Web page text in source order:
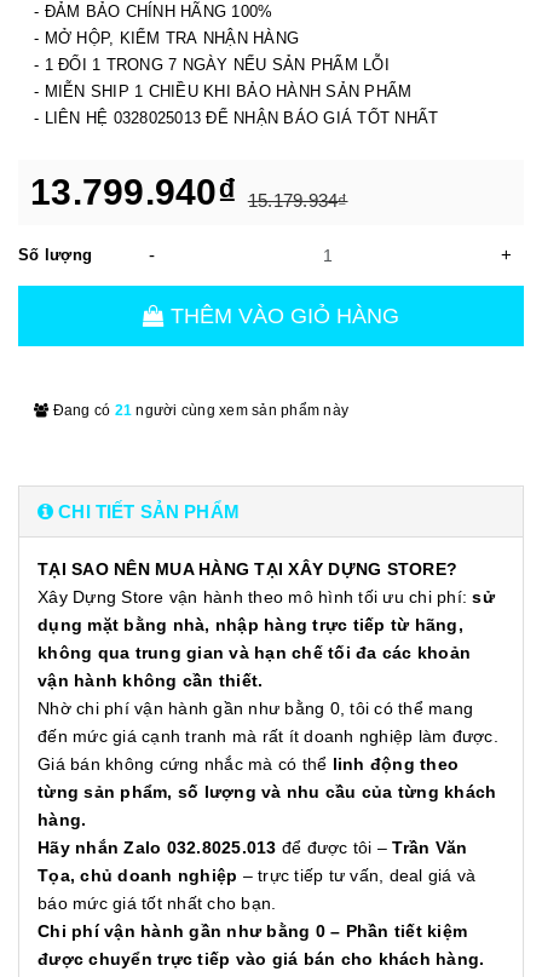
- ĐẢM BẢO CHÍNH HÃNG 100%
- MỞ HỘP, KIỂM TRA NHẬN HÀNG
- 1 ĐỔI 1 TRONG 7 NGÀY NẾU SẢN PHẨM LỖI
- MIỄN SHIP 1 CHIỀU KHI BẢO HÀNH SẢN PHẨM
- LIÊN HỆ 0328025013 ĐỂ NHẬN BÁO GIÁ TỐT NHẤT
13.799.940₫ 15.179.934₫
Số lượng - +
THÊM VÀO GIỎ HÀNG
Đang có 21 người cùng xem sản phẩm này
CHI TIẾT SẢN PHẨM
TẠI SAO NÊN MUA HÀNG TẠI XÂY DỰNG STORE?
Xây Dựng Store vận hành theo mô hình tối ưu chi phí:sử
dụng mặt bằng nhà, nhập hàng trực tiếp từ hãng,
không qua trung gian và hạn chế tối đa các khoản
vận hành không cần thiết.
Nhờ chi phí vận hành gần như bằng 0, tôi có thể mang
đến mức giá cạnh tranh mà rất ít doanh nghiệp làm được.
Giá bán không cứng nhắc mà có thể linh động theo
từng sản phẩm, số lượng và nhu cầu của từng khách
hàng.
Hãy nhắn Zalo 032.8025.013 để được tôi –Trần Văn
Tọa, chủ doanh nghiệp – trực tiếp tư vấn, deal giá và
báo mức giá tốt nhất cho bạn.
Chi phí vận hành gần như bằng 0 – Phần tiết kiệm
được chuyển trực tiếp vào giá bán cho khách hàng.